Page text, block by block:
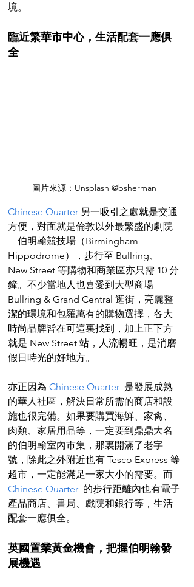
境。
臨近繁華市中心，生活配套一應俱
全
圖片來源：Unsplash @bsherman
Chinese Quarter 另一吸引之處就是交通
方便，對面就是倫敦以外最繁盛的劇院
—伯明翰競技場（Birmingham
Hippodrome），步行至 Bullring、
New Street 等購物和商業區亦只需 10 分
鐘。不少當地人也喜愛到大型商場
Bullring & Grand Central 逛街，亮麗整
潔的環境和包羅萬有的購物選擇，各大
時尚品牌皆在可這裏找到，加上正下方
就是 New Street 站，人流暢旺，是消磨
假日時光的好地方。
亦正因為 Chinese Quarter 是發展成熟
的華人社區，解決日常所需的商店和設
施也很完備。如果要購買海鮮、家禽、
肉類、家居用品等，一定要到鼎鼎大名
的伯明翰室內市集，那裏開滿了老字
號，除此之外附近也有 Tesco Express 等
超市，一定能滿足一家大小的需要。而
Chinese Quarter
  的步行距離內也有電子
產品商店、書局、戲院和銀行等，生活
配套一應俱全。
英國置業黃金機會，把握伯明翰發
展機遇